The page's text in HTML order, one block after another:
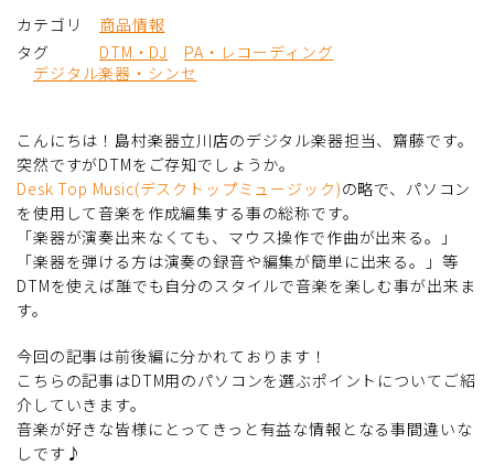
カテゴリ
商品情報
タグ
DTM・DJ
PA・レコーディング
デジタル楽器・シンセ
こんにちは！島村楽器立川店のデジタル楽器担当、齋藤です。
突然ですがDTMをご存知でしょうか。
Desk Top Music(デスクトップミュージック)の略で、パソコン
を使用して音楽を作成編集する事の総称です。
「楽器が演奏出来なくても、マウス操作で作曲が出来る。」
「楽器を弾ける方は演奏の録音や編集が簡単に出来る。」等
DTMを使えば誰でも自分のスタイルで音楽を楽しむ事が出来ま
す。
今回の記事は前後編に分かれております！
こちらの記事はDTM用のパソコンを選ぶポイントについてご紹
介していきます。
音楽が好きな皆様にとってきっと有益な情報となる事間違いな
しです♪